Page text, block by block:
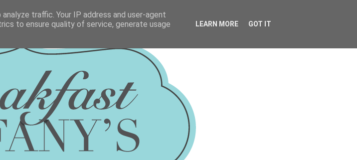
traffic. Your IP address and user-agent
to ensure quality of service, generate usage
LEARN MORE GOT IT